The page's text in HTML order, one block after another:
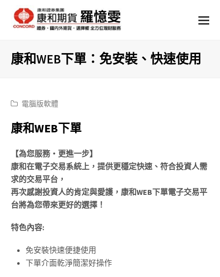
康和WEB下單：免安裝、快速使用
電腦版軟體
康和WEB下單
【為您服務‧更進一步】
康和在電子交易系統上，提供更穩定快速、符合投資人需
求的交易平台，
再次感謝投資人的肯定與愛護，康和WEB下單電子交易平
台將為您帶來更好的選擇！
特色內容:
免安裝快速便捷使用
下單介面乾淨簡潔好操作